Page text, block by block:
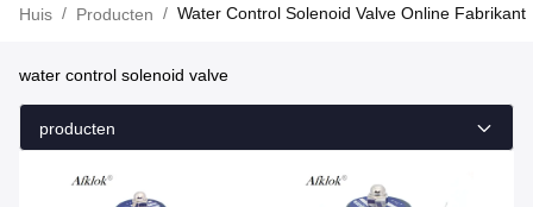
Huis / Producten / Water Control Solenoid Valve Online Fabrikant
water control solenoid valve
producten